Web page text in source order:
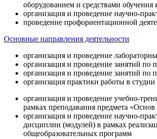
оборудованием и средствами обучения
организация и проведение научно-
проведение профориентационной
Основные направления деятельности
организация и проведение
организация и проведение занятий
организация и проведение занятий
организация практики работы в
организация и проведение учебно-
рамках преподавания предмета
организация и проведение научно-
дисциплин (модулей) в рамках
общеобразовательных программ